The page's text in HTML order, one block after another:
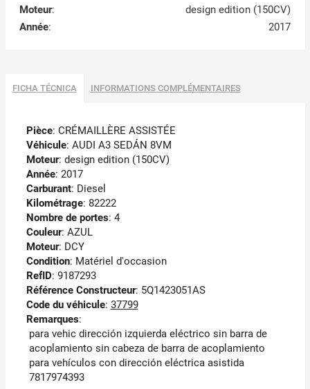
Moteur:
design edition (150CV)
Année: 2017
FICHA TÉCNICA INFORMATIONS COMPLÉMENTAIRES
Pièce: CRÉMAILLÈRE ASSISTÉE
Véhicule: AUDI A3 SEDÁN 8VM
Moteur: design edition (150CV)
Année: 2017
Carburant: Diesel
Kilométrage: 82222
Nombre de portes: 4
Couleur: AZUL
Moteur: DCY
Condition: Matériel d'occasion
RefID: 9187293
Référence Constructeur: 5Q1423051AS
Code du véhicule: 37799
Remarques:
para vehic dirección izquierda eléctrico sin barra de
acoplamiento sin cabeza de barra de acoplamiento
para vehículos con dirección eléctrica asistida
7817974393